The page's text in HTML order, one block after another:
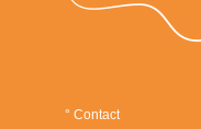
° Contact